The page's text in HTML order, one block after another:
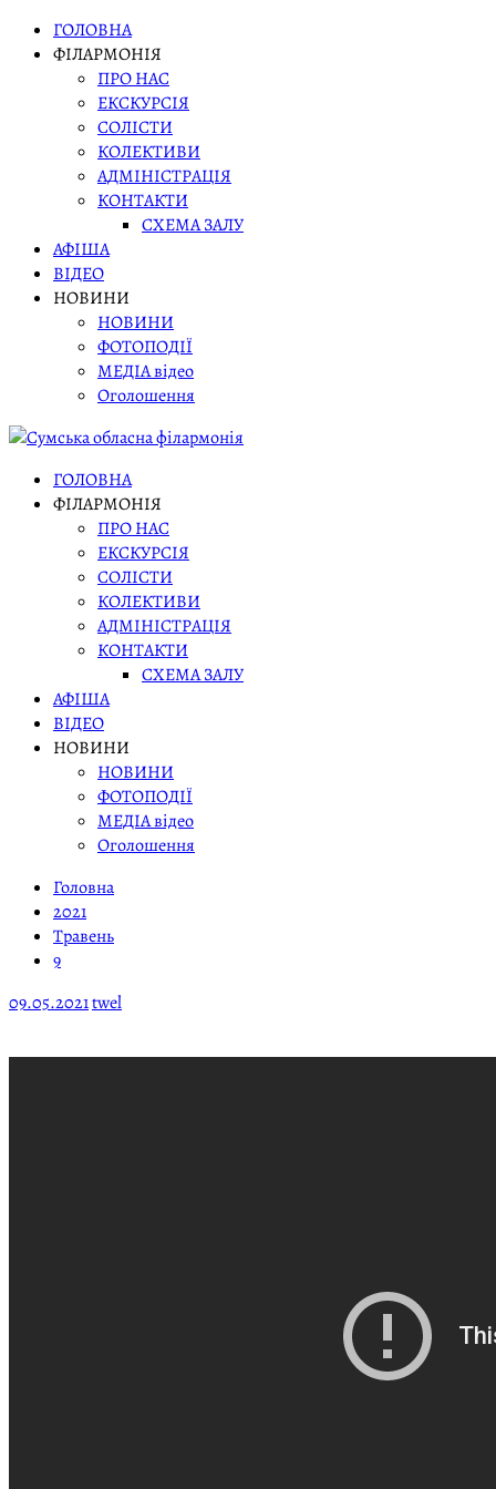
Skip ГОЛОВНА
ФІЛАРМОНІЯ
ПРО НАС
ЕКСКУРСІЯ
СОЛІСТИ
КОЛЕКТИВИ
АДМІНІСТРАЦІЯ
КОНТАКТИ
СХЕМА ЗАЛУ
АФІША
ВІДЕО
НОВИНИ
НОВИНИ
ФОТОПОДІЇ
МЕДІА відео
Оголошення
ГОЛОВНА
ФІЛАРМОНІЯ
ПРО НАС
ЕКСКУРСІЯ
СОЛІСТИ
КОЛЕКТИВИ
АДМІНІСТРАЦІЯ
КОНТАКТИ
СХЕМА ЗАЛУ
АФІША
ВІДЕО
НОВИНИ
НОВИНИ
ФОТОПОДІЇ
МЕДІА відео
Оголошення
Головна
2021
Травень
9
09.05.2021twel